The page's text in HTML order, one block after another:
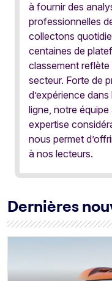
à fournir des
professionnelles
collectons
centaines de
classement
secteur. Forte de
d’expérience dans
ligne, notre
expertise
nous permet
à nos lecteurs.
Dernières